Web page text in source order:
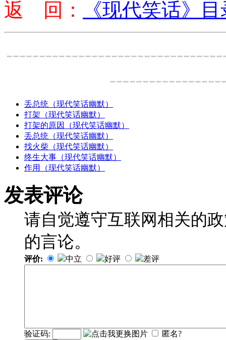
返 回：
《现代笑话》
丢总统（现代笑话幽默）
打架（现代笑话幽默）
打架的原因（现代笑话幽默）
丢总统（现代笑话幽默）
找火柴（现代笑话幽默）
终生大事（现代笑话幽默）
作用（现代笑话幽默）
发表评论
请自觉遵守互联网相关的
的言论。
评价: 中立 好评 差评
验证码: 匿名?